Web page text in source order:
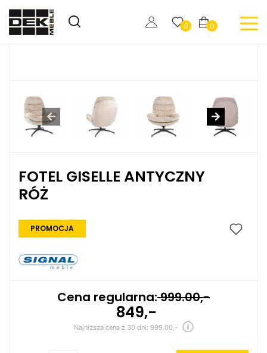
0 0
FOTEL GISELLE ANTYCZNY
RÓŻ
PROMOCJA
Cena regularna:999.00,-
849,-
Najniższa cena z 30 dni: 999.00,-